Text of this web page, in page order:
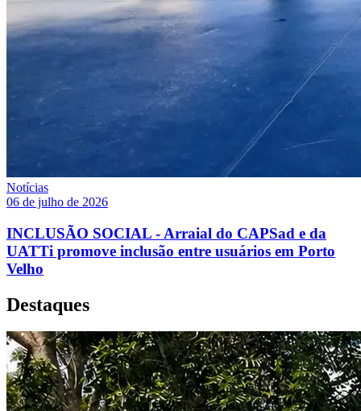
Notícias
06 de julho de 2026
INCLUSÃO SOCIAL - Arraial do CAPSad e da
UATTi promove inclusão entre usuários em Porto
Velho
Destaques